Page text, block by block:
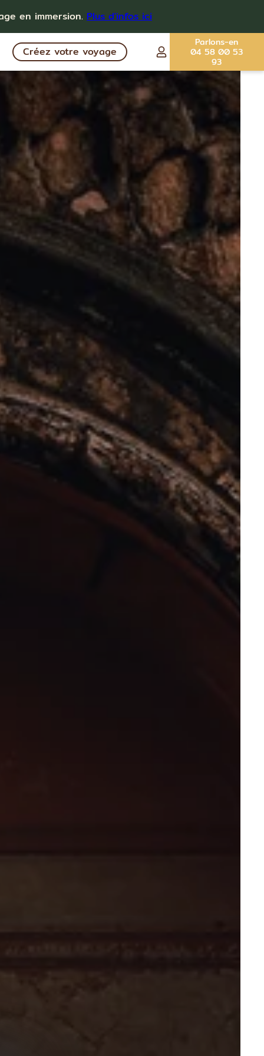
en immersion. Plus d'infos ici
Créez votre voyage
Parlons-en
04 58 00 53
93